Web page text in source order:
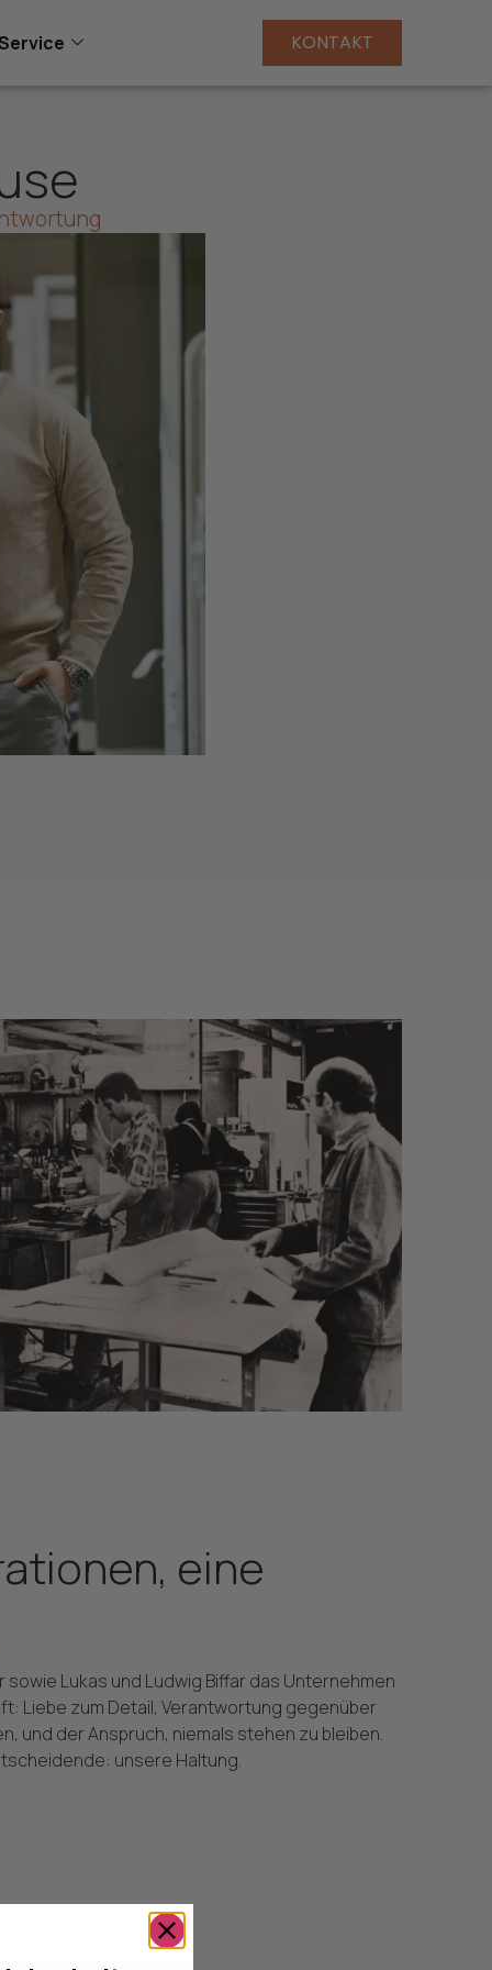
KONTAKT
eine
Lukas und Ludwig Biffar das Unternehmen
Liebe zum Detail, Verantwortung gegenüber
und der Anspruch, niemals stehen zu bleiben.
unsere Haltung.